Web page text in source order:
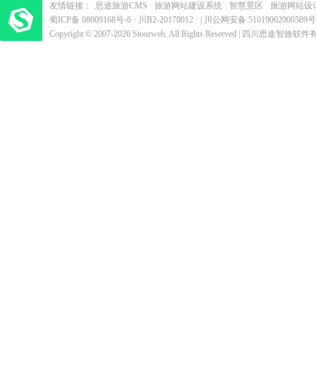
友情链接： 思途旅游CMS 旅游网站建设系统 智慧景区
旅游网站设
梦旅程酒店管理系统
​| 运营支持：创旅云营销​
蜀ICP备 08009168号-6 · 川B2-20170012 · |
川公网安备 51019002000589号
Copyright © 2007-2026 Stourweb. All Rights Reserved | 四川思途智旅软件